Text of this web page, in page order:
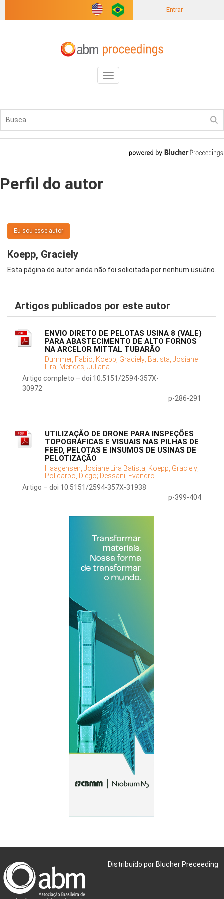
Entrar
Toggle
navigation
Perfil do autor
Eu sou esse autor
Koepp, Graciely
Esta página do autor ainda não foi solicitada por nenhum usuário.
Artigos publicados por este autor
ENVIO DIRETO DE PELOTAS USINA 8 (VALE)
PARA ABASTECIMENTO DE ALTO FORNOS
NA ARCELOR MITTAL TUBARÃO
Dummer, Fabio; Koepp, Graciely; Batista, Josiane
Lira; Mendes, Juliana
Artigo completo – doi 10.5151/2594-357X-
30972
p-286-291
UTILIZAÇÃO DE DRONE PARA INSPEÇÕES
TOPOGRÁFICAS E VISUAIS NAS PILHAS DE
FEED, PELOTAS E INSUMOS DE USINAS DE
PELOTIZAÇÃO
Haagensen, Josiane Lira Batista; Koepp, Graciely;
Policarpo, Diego; Dessani, Evandro
Artigo – doi 10.5151/2594-357X-31938
p-399-404
Distribuído por Blucher Preceeding